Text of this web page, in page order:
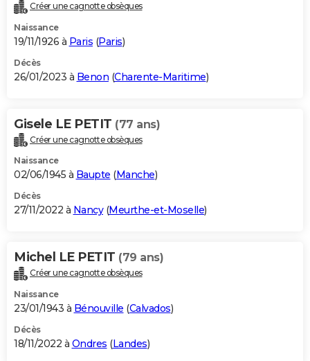
Créer une cagnotte obsèques
Naissance
19/11/1926 à Paris (Paris)
Décès
26/01/2023 à Benon (Charente-Maritime)
Gisele LE PETIT (77 ans)
Créer une cagnotte obsèques
Naissance
02/06/1945 à Baupte (Manche)
Décès
27/11/2022 à Nancy(Meurthe-et-Moselle)
Michel LE PETIT (79 ans)
Créer une cagnotte obsèques
Naissance
23/01/1943 à Bénouville (Calvados)
Décès
18/11/2022 à Ondres (Landes)